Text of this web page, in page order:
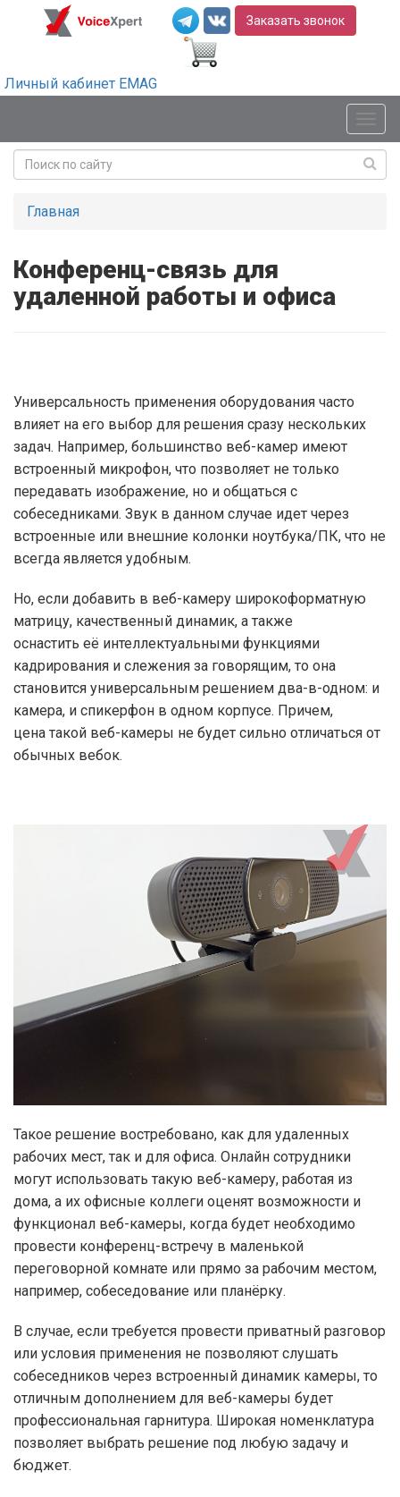
Заказать звонок
Личный кабинет EMAG
Главная
Конференц-связь для
удаленной работы и офиса
Универсальность применения оборудования часто
влияет на его выбор для решения сразу нескольких
задач. Например, большинство веб-камер имеют
встроенный микрофон, что позволяет не только
передавать изображение, но и общаться с
собеседниками. Звук в данном случае идет через
встроенные или внешние колонки ноутбука/ПК, что не
всегда является удобным.
Но, если добавить в веб-камеру широкоформатную
матрицу, качественный динамик, а также
оснастить её интеллектуальными функциями
кадрирования и слежения за говорящим, то она
становится универсальным решением два-в-одном: и
камера, и спикерфон в одном корпусе. Причем,
цена такой веб-камеры не будет сильно отличаться от
обычных вебок.
Такое решение востребовано, как для удаленных
рабочих мест, так и для офиса. Онлайн сотрудники
могут использовать такую веб-камеру, работая из
дома, а их офисные коллеги оценят возможности и
функционал веб-камеры, когда будет необходимо
провести конференц-встречу в маленькой
переговорной комнате или прямо за рабочим местом,
например, собеседование или планёрку.
В случае, если требуется провести приватный разговор
или условия применения не позволяют слушать
собеседников через встроенный динамик камеры, то
отличным дополнением для веб-камеры будет
профессиональная гарнитура. Широкая номенклатура
позволяет выбрать решение под любую задачу и
бюджет.